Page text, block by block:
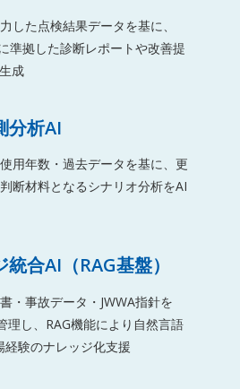
した点検結果データを基に、
準拠した診断レポートや改善提
成
分析AI
用年数・過去データを基に、更
断材料となるシナリオ分析をAI
合AI（RAG基盤）
・事故データ・JWWA指針を
理し、RAG機能により自然言語
経験のナレッジ化支援